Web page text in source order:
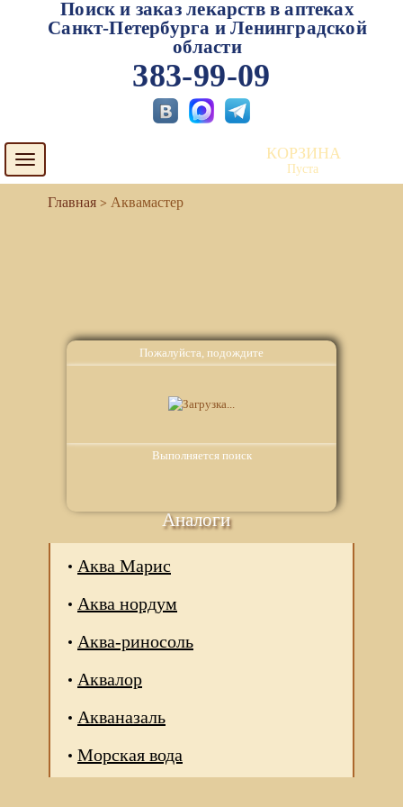
Пожалуйста, подождите
Выполняется поиск
Поиск и заказ лекарств в аптеках
Санкт-Петербурга и Ленинградской
области
383-99-09
Toggle
navigation
КОРЗИНА
Пуста
Аквамастер
Аналоги
Аква Марис
Аква нордум
Аква-риносоль
Аквалор
Акваназаль
Морская вода